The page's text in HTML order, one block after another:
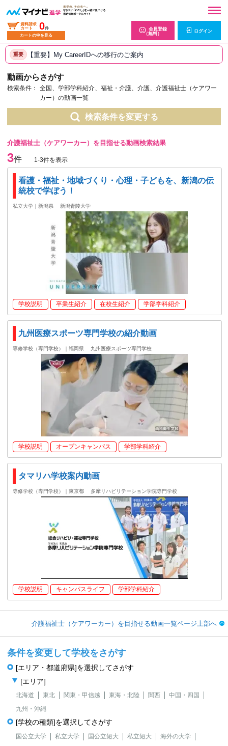
資料請求
カート
0件
カートの中を見る
会員登録
（無料）
ログイン
重要 【重要】My CareerIDへの移行のご案内
動画からさがす
検索条件：
全国、学部学科紹介、福祉・介護、介護、介護福祉士（ケアワー
カー）の動画一覧
検索条件を変更する
介護福祉士（ケアワーカー）を目指せる動画検索結果
3件 1-3件を表示
看護・福祉・地域づくり・心理・子どもを、新潟の伝
統校で学ぼう！
私立大学｜新潟県 新潟青陵大学
学校説明 卒業生紹介 在校生紹介 学部学科紹介
九州医療スポーツ専門学校の紹介動画
専修学校（専門学校）｜福岡県 九州医療スポーツ専門学校
学校説明 オープンキャンパス 学部学科紹介
タマリハ学校案内動画
専修学校（専門学校）｜東京都 多摩リハビリテーション学院専門学校
学校説明 キャンパスライフ 学部学科紹介
介護福祉士（ケアワーカー）を目指せる動画一覧ページ上部へ
条件を変更して学校をさがす
[エリア・都道府県]を選択してさがす
[エリア]
北海道 東北 関東・甲信越 東海・北陸 関西
中国・四国
九州・沖縄
[学校の種類]を選択してさがす
国公立大学 私立大学 国公立短大 私立短大
海外の大学